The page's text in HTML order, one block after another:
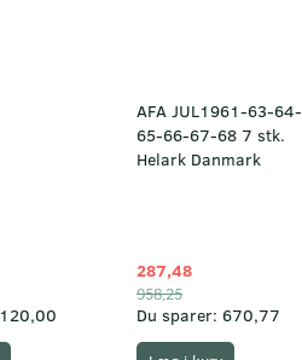
120,00
AFA JUL1961-63-64-
65-66-67-68 7 stk.
Helark Danmark
287,48
958,25
Du sparer: 670,77